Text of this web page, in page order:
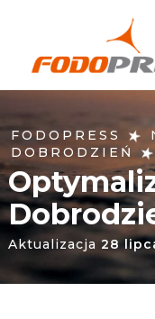
FODOPRESS ★
DOBRODZIEŃ
Aktualizacja 28